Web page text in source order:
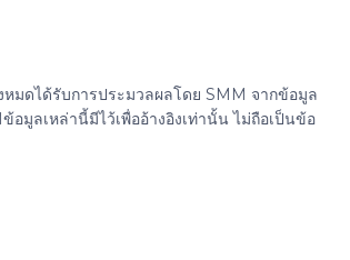
มดได้รับการประมวลผลโดย SMM จากข้อมูล
มูลเหล่านี้มีไว้เพื่ออ้างอิงเท่านั้น ไม่ถือเป็นข้อ